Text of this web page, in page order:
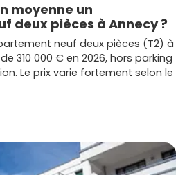
moyenne un
deux pièces à Annecy ?
neuf deux pièces (T2) à
310 000 € en 2026, hors parking
Le prix varie fortement selon le